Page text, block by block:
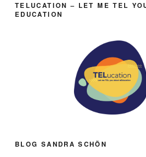
TELUCATION – LET ME TEL
EDUCATION
BLOG SANDRA SCHÖN